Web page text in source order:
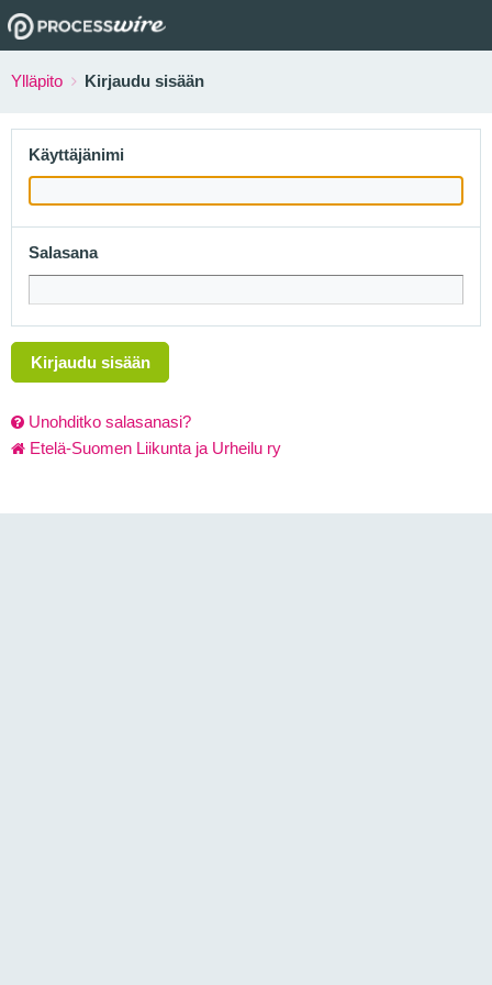
Ylläpito Kirjaudu sisään
Käyttäjänimi
Salasana
Kirjaudu sisään
Unohditko salasanasi?
Etelä-Suomen Liikunta ja Urheilu ry